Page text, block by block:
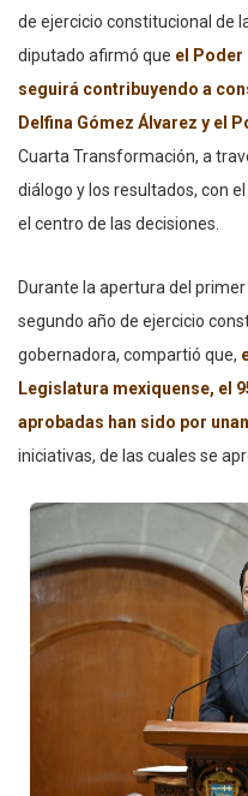
de ejercicio constitucional de
diputado afirmó que el Poder
seguirá contribuyendo a
Delfina Gómez Álvarez y el
Cuarta Transformación, a
diálogo y los resultados, con
el centro de las decisiones.
Durante la apertura del
segundo año de ejercicio
gobernadora, compartió que,
Legislatura mexiquense, el
aprobadas han sido por
iniciativas, de las cuales se